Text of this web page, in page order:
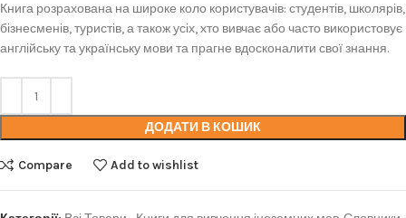
Книга розрахована на широке коло користувачів: студентів, школярів,
бізнесменів, туристів, а також усіх, хто вивчає або часто використовує
англійську та українську мови та прагне вдосконалити свої знання.
ДОДАТИ В КОШИК
Compare Add to wishlist